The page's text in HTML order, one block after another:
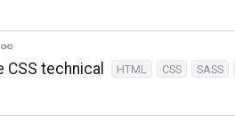
technical HTML CSS SASS